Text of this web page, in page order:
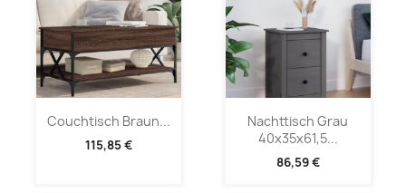
Couchtisch Braun...
115,85 €
Nachttisch Grau
40x35x61,5...
86,59 €